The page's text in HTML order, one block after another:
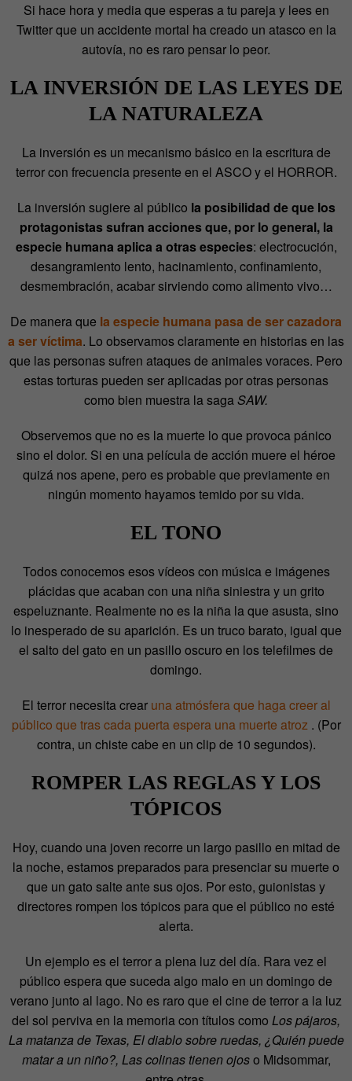
Si hace hora y media que esperas a tu pareja y lees en
Twitter que un accidente mortal ha creado un atasco en la
autovía, no es raro pensar lo peor.
LA INVERSIÓN DE LAS LEYES DE
LA NATURALEZA
La inversión es un mecanismo básico en la escritura de
terror con frecuencia presente en el ASCO y el HORROR.
La inversión sugiere al público la posibilidad de que los
protagonistas sufran acciones que, por lo general, la
especie humana aplica a otras especies: electrocución,
desangramiento lento, hacinamiento, confinamiento,
desmembración, acabar sirviendo como alimento vivo…
De manera que la especie humana pasa de ser cazadora
a ser víctima. Lo observamos claramente en historias en las
que las personas sufren ataques de animales voraces. Pero
estas torturas pueden ser aplicadas por otras personas
como bien muestra la sagaSAW.
Observemos que no es la muerte lo que provoca pánico
sino el dolor. Si en una película de acción muere el héroe
quizá nos apene, pero es probable que previamente en
ningún momento hayamos temido por su vida.
EL TONO
Todos conocemos esos vídeos con música e imágenes
plácidas que acaban con una niña siniestra y un grito
espeluznante. Realmente no es la niña la que asusta, sino
lo inesperado de su aparición. Es un truco barato, igual que
el salto del gato en un pasillo oscuro en los telefilmes de
domingo.
El terror necesita crear una atmósfera que haga creer al
público que tras cada puerta espera una muerte atroz . (Por
contra, un chiste cabe en un clip de 10 segundos).
ROMPER LAS REGLAS Y LOS
TÓPICOS
Hoy, cuando una joven recorre un largo pasillo en mitad de
la noche, estamos preparados para presenciar su muerte o
que un gato salte ante sus ojos. Por esto, guionistas y
directores rompen los tópicos para que el público no esté
alerta.
Un ejemplo es el terror a plena luz del día. Rara vez el
público espera que suceda algo malo en un domingo de
verano junto al lago. No es raro que el cine de terror a la luz
del sol perviva en la memoria con títulos como Los pájaros,
La matanza de Texas, El diablo sobre ruedas, ¿Quién puede
matar a un niño?, Las colinas tienen ojoso Midsommar,